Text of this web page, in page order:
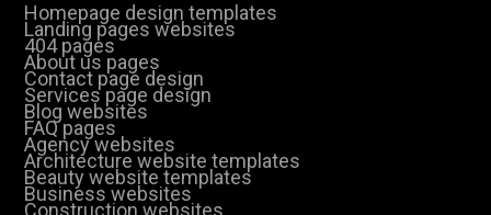
Homepage design templates
Landing pages websites
404 pages
About us pages
Contact page design
Services page design
Blog websites
FAQ pages
Agency websites
Architecture website templates
Beauty website templates
Business websites
Construction websites